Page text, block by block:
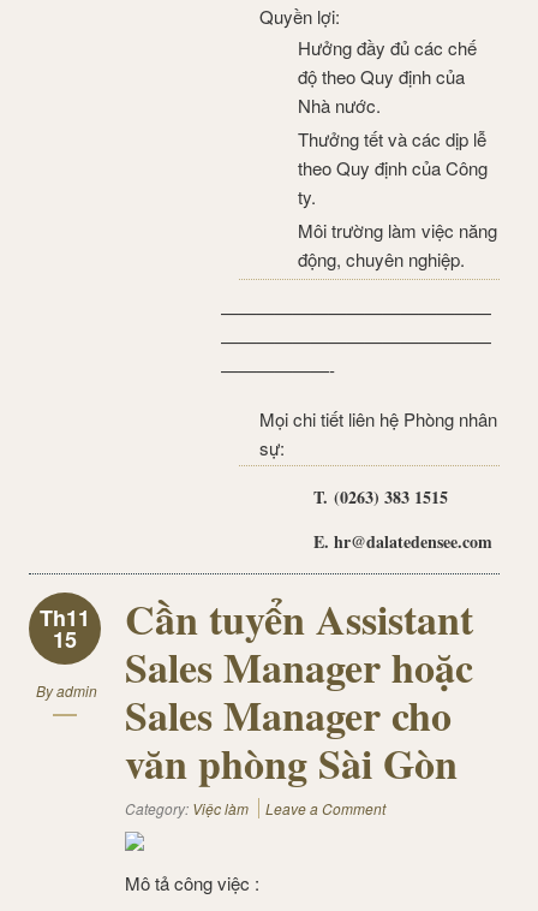
Quyền lợi:
Hưởng đầy đủ các chế
độ theo Quy định của
Nhà nước.
Thưởng tết và các dịp lễ
theo Quy định của Công
ty.
Môi trường làm việc năng
động, chuyên nghiệp.
———————————————
———————————————
——————-
Mọi chi tiết liên hệ Phòng nhân
sự:
T. (0263) 383 1515
E. hr@dalatedensee.com
Th11
15
Byadmin
Cần tuyển Assistant
Sales Manager hoặc
Sales Manager cho
văn phòng Sài Gòn
Category: Việc làm Leave a Comment
Mô tả công việc :